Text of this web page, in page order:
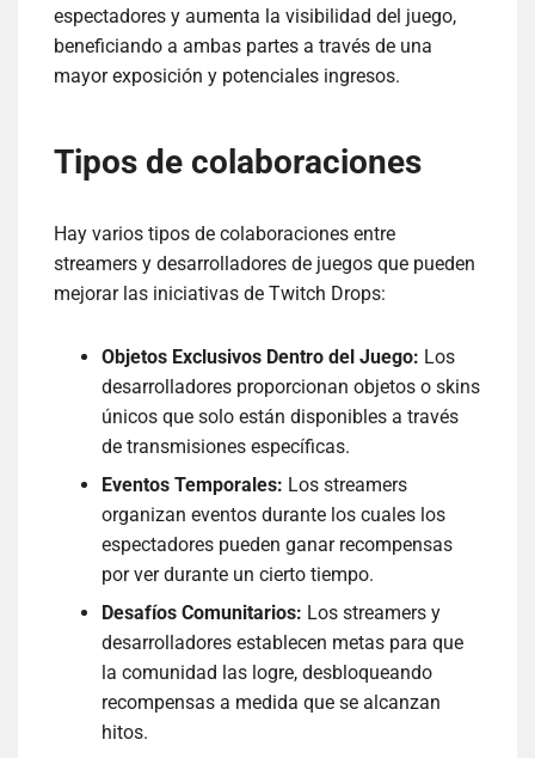
espectadores y aumenta la visibilidad del juego,
beneficiando a ambas partes a través de una
mayor exposición y potenciales ingresos.
Tipos de colaboraciones
Hay varios tipos de colaboraciones entre
streamers y desarrolladores de juegos que pueden
mejorar las iniciativas de Twitch Drops:
Objetos Exclusivos Dentro del Juego: Los
desarrolladores proporcionan objetos o skins
únicos que solo están disponibles a través
de transmisiones específicas.
Eventos Temporales: Los streamers
organizan eventos durante los cuales los
espectadores pueden ganar recompensas
por ver durante un cierto tiempo.
Desafíos Comunitarios: Los streamers y
desarrolladores establecen metas para que
la comunidad las logre, desbloqueando
recompensas a medida que se alcanzan
hitos.